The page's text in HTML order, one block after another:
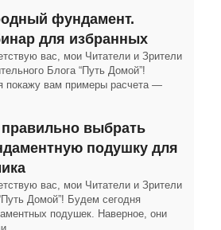
фундамент.
для избранных
вас, мои Читатели и Зрители
Блога “Путь Домой”!
покажу вам примеры расчета —
правильно выбрать
подушку для
вас, мои Читатели и Зрители
Домой”! Будем сегодня
подушек. Наверное, они